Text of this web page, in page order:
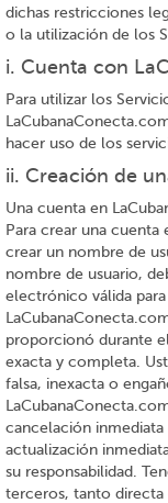
dichas restricciones
o la utilización de los
i. Cuenta con
Para utilizar los
hacer uso de los
ii. Creación de
Una cuenta en
Para crear una cuenta
crear un nombre de
nombre de usuario,
electrónico válida
proporcionó durante
exacta y completa.
falsa, inexacta o
cancelación
actualización
su responsabilidad.
terceros, tanto directa